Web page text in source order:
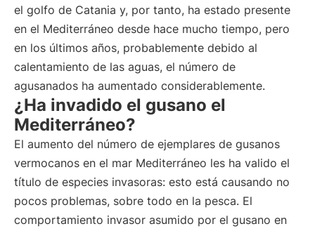
el golfo de Catania y, por tanto, ha estado presente
en el Mediterráneo desde hace mucho tiempo, pero
en los últimos años, probablemente debido al
calentamiento de las aguas, el número de
agusanados ha aumentado considerablemente.
¿Ha invadido el gusano el
Mediterráneo?
El aumento del número de ejemplares de gusanos
vermocanos en el mar Mediterráneo les ha valido el
título de especies invasoras: esto está causando no
pocos problemas, sobre todo en la pesca. El
comportamiento invasor asumido por el gusano en